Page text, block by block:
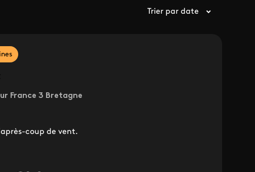
Trier par date
France 3 Bretagne
coup de vent.